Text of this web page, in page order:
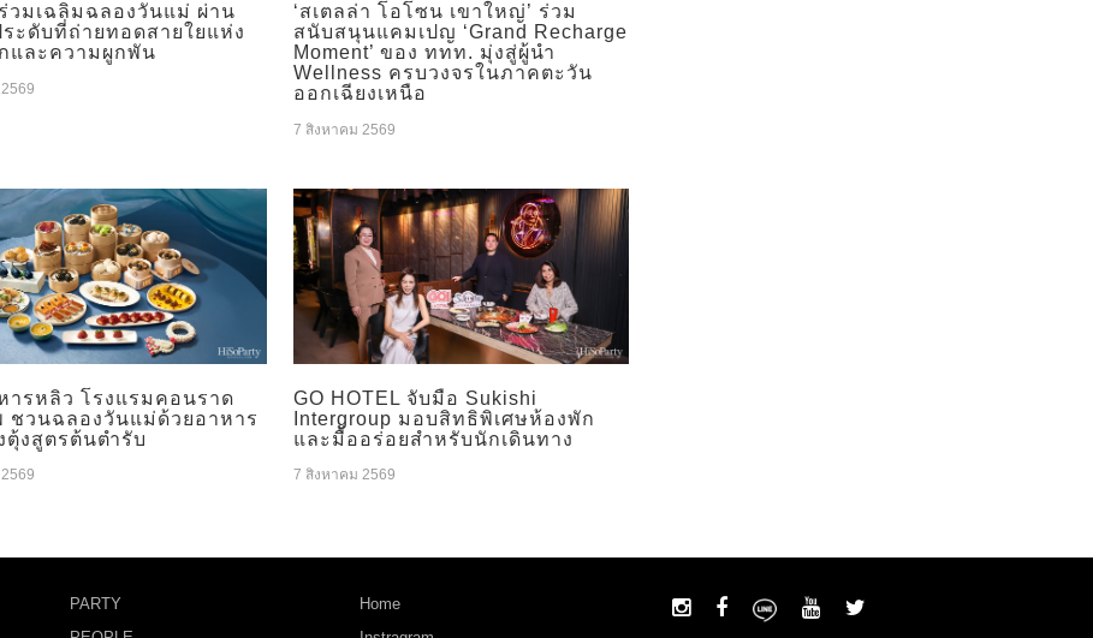
วมเฉลิมฉลองวันแม่ ผ่าน
ระดับที่ถ่ายทอดสายใยแห่ง
และความผูกพัน
‘สเตลล่า โอโซน เขาใหญ่’ ร่วม
สนับสนุนแคมเปญ ‘Grand Recharge
Moment’ ของ ททท. มุ่งสู่ผู้นำ
Wellness ครบวงจรในภาคตะวัน
ออกเฉียงเหนือ
7 สิงหาคม 2569
ารหลิว โรงแรมคอนราด
ชวนฉลองวันแม่ด้วยอาหาร
ตุ้งสูตรต้นตำรับ
GO HOTEL จับมือ Sukishi
Intergroup มอบสิทธิพิเศษห้องพัก
และมื้ออร่อยสำหรับนักเดินทาง
7 สิงหาคม 2569
PARTY
Home